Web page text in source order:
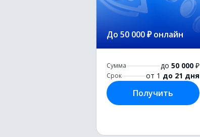
До 50 000 ₽ онлайн
Сумма до 50 000 ₽
Срок от 1 до 21 дня
Получить